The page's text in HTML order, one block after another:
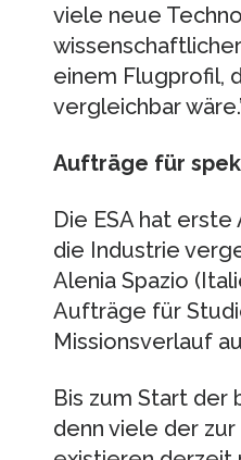
viele neue
einem Flugprofil,
vergleichbar
Aufträge für
Die ESA hat
die Industrie
Alenia Spazio
Aufträge für
Missionsverlauf
Bis zum Start der
denn viele der